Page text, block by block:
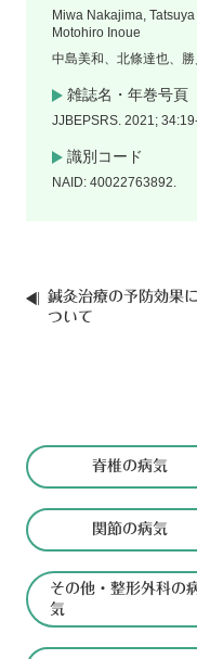
Miwa Nakajima,
Motohiro Inoue
中島美和、北條達也、
雑誌名・年巻号頁
JJBEPSRS. 2021;
識別コード
NAID: 40022763892.
鍼灸治療の予防効果に
ついて
脊椎の病気
関節の病気
その他・ 整形外科の
気